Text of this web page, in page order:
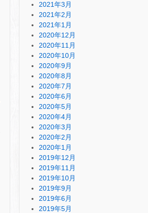
2021年3月
2021年2月
2021年1月
2020年12月
2020年11月
2020年10月
2020年9月
2020年8月
2020年7月
2020年6月
2020年5月
2020年4月
2020年3月
2020年2月
2020年1月
2019年12月
2019年11月
2019年10月
2019年9月
2019年6月
2019年5月